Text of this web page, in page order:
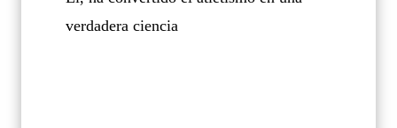
verdadera ciencia